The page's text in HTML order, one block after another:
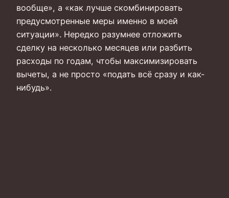
вообще», а «как лучше скомбинировать
предусмотренные меры именно в моей
ситуации». Нередко разумнее отложить
сделку на несколько месяцев или разбить
расходы по годам, чтобы максимизировать
вычеты, а не просто «подать всё сразу и как-
нибудь».